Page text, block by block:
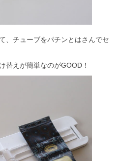
、チューブをパチンとはさんでセ
替えが簡単なのがGOOD！